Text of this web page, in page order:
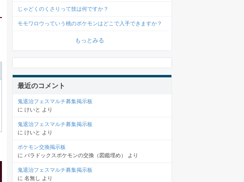
じゃどくのくさりって技は何ですか？
モモワロウっていう桃のポケモンはどこで入手できますか？
もっとみる
最近のコメント
鬼退治フェスマルチ募集掲示板
に けいと より
鬼退治フェスマルチ募集掲示板
に けいと より
ポケモン交換掲示板
に パラドックスポケモンの交換（図鑑埋め） より
鬼退治フェスマルチ募集掲示板
に 名無し より